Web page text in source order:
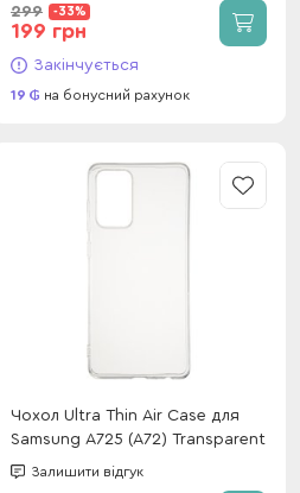
299 -33%
199 грн
Закінчується
19 на бонусний рахунок
Чохол Ultra Thin Air Case для
Samsung A725 (A72) Transparent
Залишити відгук